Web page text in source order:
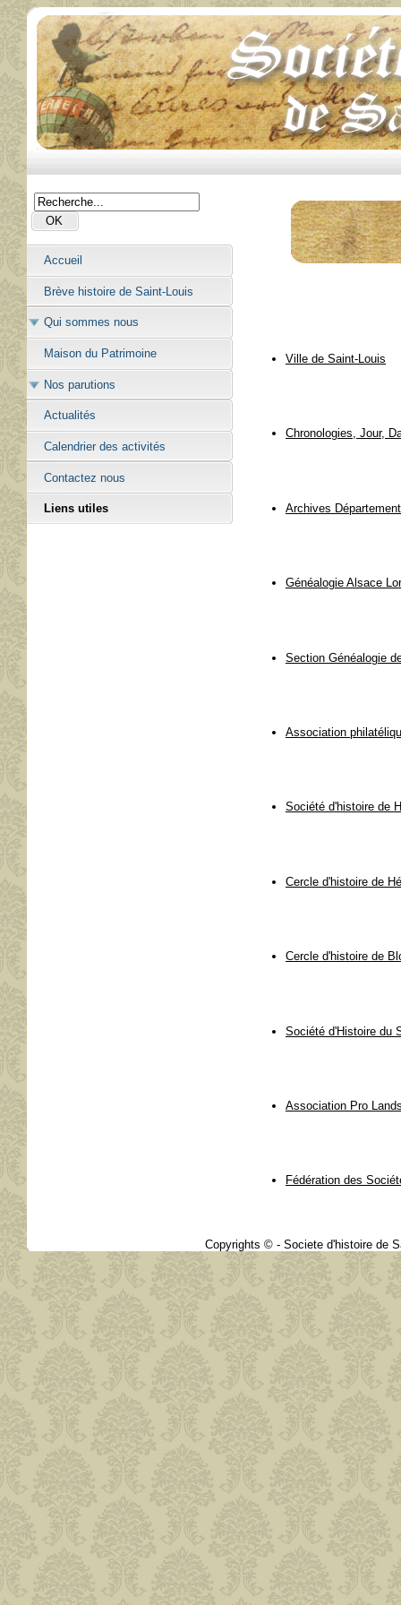
Accueil
Brève histoire de Saint-Louis
Qui sommes nous
Maison du Patrimoine
Nos parutions
Actualités
Calendrier des activités
Contactez nous
Liens utiles
Ville de Saint-Louis
Chronologies, Jour,
Archives
Généalogie Alsace
Section Généalogie
Association
Société d'histoire de
Cercle d'histoire de
Cercle d'histoire de
Société d'Histoire du
Association Pro
Fédération des
Copyrights © - Societe d'histoire de